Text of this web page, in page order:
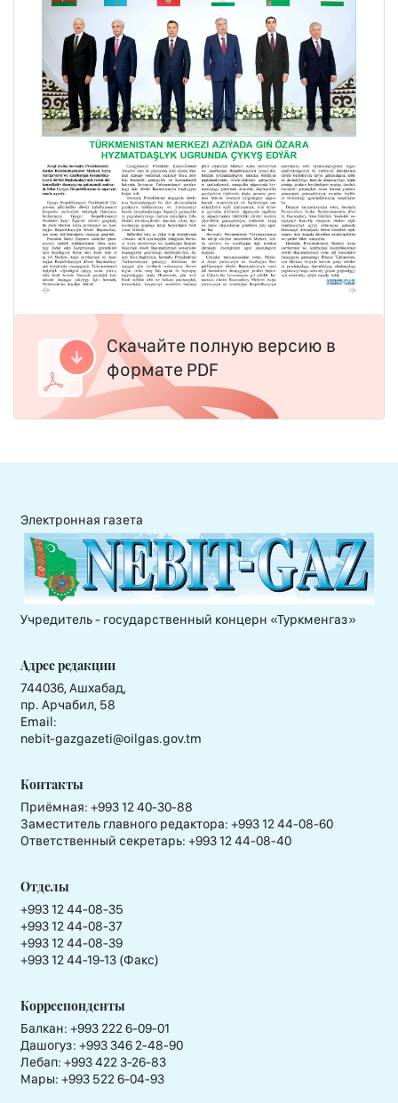
Скачайте полную версию в
формате PDF
Электронная газета
Учредитель - государственный концерн «Туркменгаз»
Адрес редакции
744036, Ашхабад,
пр. Арчабил, 58
Email:
nebit-gazgazeti@oilgas.gov.tm
Контакты
Приёмная: +993 12 40-30-88
Заместитель главного редактора: +993 12 44-08-60
Ответственный секретарь: +993 12 44-08-40
Отделы
+993 12 44-08-35
+993 12 44-08-37
+993 12 44-08-39
+993 12 44-19-13 (Факс)
Корреспонденты
Балкан: +993 222 6-09-01
Дашогуз: +993 346 2-48-90
Лебап: +993 422 3-26-83
Мары: +993 522 6-04-93